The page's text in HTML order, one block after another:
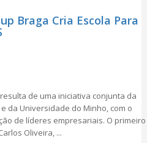
Braga Cria Escola Para
de uma iniciativa conjunta da
da Universidade do Minho, com o
de líderes empresariais. O primeiro
Oliveira, ...